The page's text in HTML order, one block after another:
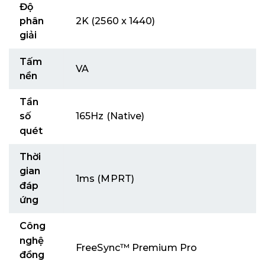
Độ
phân
giải
2K (2560 x 1440)
Tấm
nền
VA
Tần
số
quét
165Hz (Native)
Thời
gian
đáp
ứng
1ms (MPRT)
Công
nghệ
đồng
FreeSync™ Premium Pro